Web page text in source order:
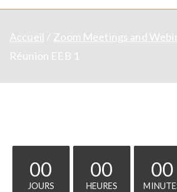
Accueil
Zoom Meetings and
Réunion EEB 1
00
JOURS
00
HEURES
00